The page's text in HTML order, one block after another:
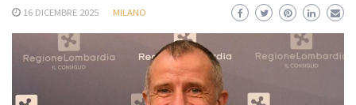
16 DICEMBRE 2025 MILANO